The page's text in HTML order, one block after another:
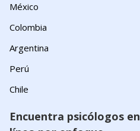
México
Colombia
Argentina
Perú
Chile
Encuentra psicólogos en